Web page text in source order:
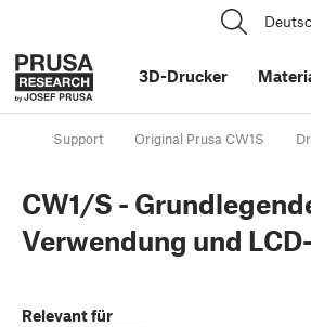
3D-Drucker
Support Original Prusa CW1S
CW1/S -
Verwendung und
Relevant für